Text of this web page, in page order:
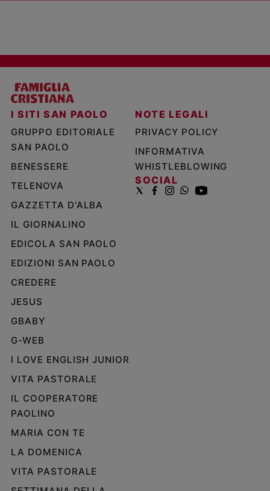
I SITI SAN PAOLO
GRUPPO EDITORIALE
SAN PAOLO
BENESSERE
TELENOVA
GAZZETTA D'ALBA
IL GIORNALINO
EDICOLA SAN PAOLO
EDIZIONI SAN PAOLO
CREDERE
JESUS
GBABY
G-WEB
I LOVE ENGLISH JUNIOR
VITA PASTORALE
IL COOPERATORE
PAOLINO
MARIA CON TE
LA DOMENICA
VITA PASTORALE
NOTE LEGALI
PRIVACY POLICY
INFORMATIVA
WHISTLEBLOWING
SOCIAL